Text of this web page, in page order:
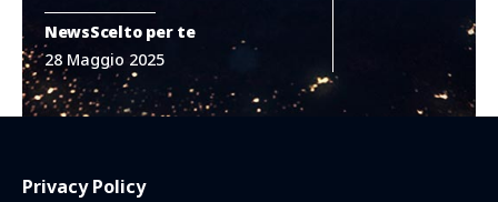
NewsScelto per te
28 Maggio 2025
Privacy Policy